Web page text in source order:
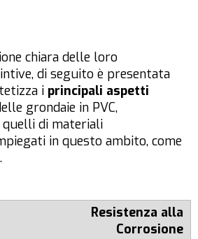
chiara delle loro
di seguito è presentata
i principali aspetti
grondaie in PVC,
di materiali
in questo ambito, come
Resistenza alla
Corrosione